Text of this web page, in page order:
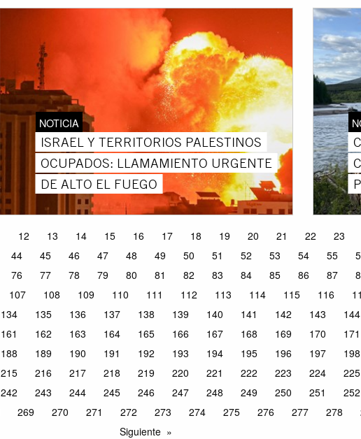
NOTICIA
ISRAEL Y TERRITORIOS PALESTINOS
OCUPADOS: LLAMAMIENTO URGENTE
DE ALTO EL FUEGO
12 13 14 15 16 17 18 19 20 21 22 23
44 45 46 47 48 49 50 51 52 53 54 55
76 77 78 79 80 81 82 83 84 85 86 87
107 108 109 110 111 112 113 114 115 116
134 135 136 137 138 139 140 141 142 143 144
161 162 163 164 165 166 167 168 169 170 171
188 189 190 191 192 193 194 195 196 197 198
215 216 217 218 219 220 221 222 223 224 225
242 243 244 245 246 247 248 249 250 251 252
269 270 271 272 273 274 275 276 277 278
Siguiente